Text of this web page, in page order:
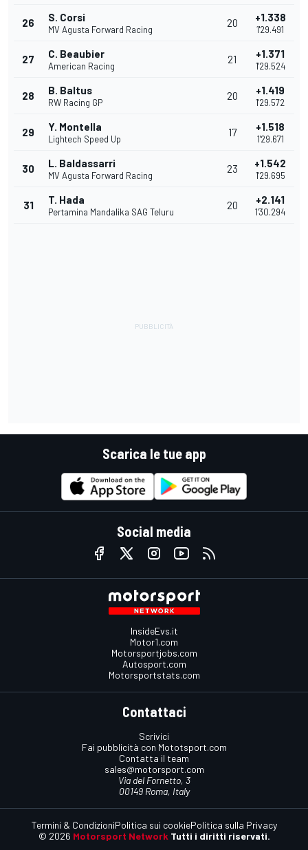
26 S. Corsi
MV Agusta Forward Racing
20 +1.338
1'29.491
27 C. Beaubier
American Racing
21 +1.371
1'29.524
28 B. Baltus
RW Racing GP
20 +1.419
1'29.572
29 Y. Montella
Lightech Speed Up
17 +1.518
1'29.671
30 L. Baldassarri
MV Agusta Forward Racing
23 +1.542
1'29.695
31 T. Hada
Pertamina Mandalika SAG Teluru
20 +2.141
1'30.294
Scarica le tue app
Social media
InsideEvs.it
Motor1.com
Motorsportjobs.com
Autosport.com
Motorsportstats.com
Contattaci
Scrivici
Fai pubblicità con Mototsport.com
Contatta il team
sales@motorsport.com
Via del Fornetto, 3
00149 Roma, Italy
© 2026 Motorsport Network Tutti i diritti riservati.
Termini & CondizioniPolitica sui cookiePolitica sulla Privacy